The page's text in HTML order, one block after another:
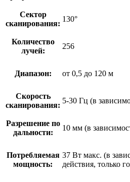
Сектор
сканирования:
130°
Количество
лучей:
256
Диапазон: от 0,5 до 120 м
Скорость
сканирования:
5-30 Гц (в
Разрешение по
дальности:
10 мм (в
Потребляемая
мощность:
37 Вт макс. (в
действия, только